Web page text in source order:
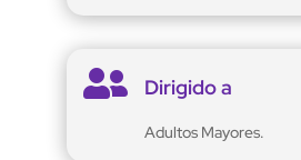
 Dirigido a
Adultos Mayores.